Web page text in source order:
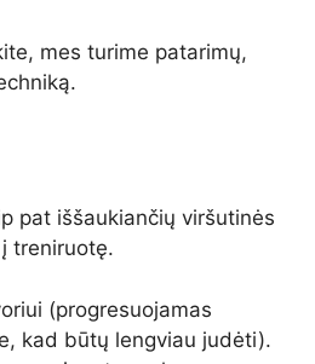
mes turime patarimų,
pat iššaukiančių viršutinės
treniruotę.
(progresuojamas
kad būtų lengviau judėti).